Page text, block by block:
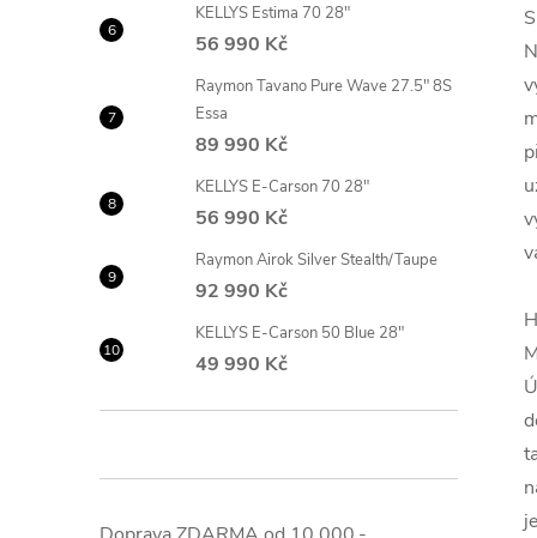
KELLYS Estima 70 28"
56 990 Kč
Raymon Tavano Pure Wave 27.5" 8S
Essa
89 990 Kč
KELLYS E-Carson 70 28"
56 990 Kč
Raymon Airok Silver Stealth/Taupe
92 990 Kč
KELLYS E-Carson 50 Blue 28"
49 990 Kč